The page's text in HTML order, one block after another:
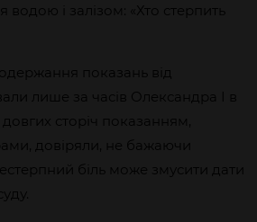
і залізом: «Хто стерпить
показань від
лише за часів Олександра І в
сторіч показанням,
довіряли, не бажаючи
біль може змусити дати